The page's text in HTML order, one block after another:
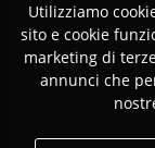
Utilizziamo
sito e cookie
marketing di
annunci che